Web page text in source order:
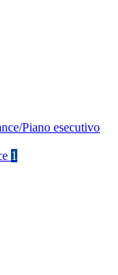
Piano esecutivo
1